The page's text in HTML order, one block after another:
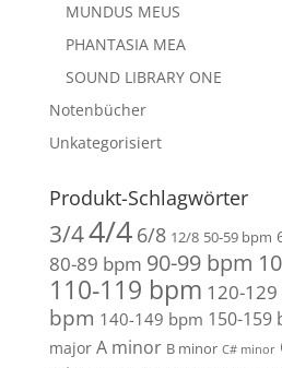
MUNDUS MEUS
PHANTASIA MEA
SOUND LIBRARY ONE
Notenbücher
Unkategorisiert
Produkt-Schlagwörter
3/44/4 6/8 12/8 50-59 bpm
80-89 bpm 90-99 bpm
110-119 bpm 120-
bpm 140-149 bpm 150-159
major A minor B minor C# minor